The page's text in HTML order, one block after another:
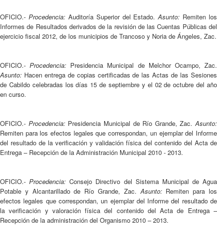
OFICIO.- Procedencia:Auditoría Superior del Estado.Asunto: Remiten los
Informes de Resultados derivados de la revisión de las Cuentas Públicas del
ejercicio fiscal 2012, de los municipios de Trancoso y Noria de Ángeles, Zac.
OFICIO.-Procedencia: Presidencia Municipal de Melchor Ocampo, Zac.
Asunto: Hacen entrega de copias certificadas de las Actas de las Sesiones
de Cabildo celebradas los días 15 de septiembre y el 02 de octubre del año
en curso.
OFICIO.- Procedencia:Presidencia Municipal de Río Grande, Zac. Asunto:
Remiten para los efectos legales que correspondan, un ejemplar del Informe
del resultado de la verificación y validación física del contenido del Acta de
Entrega – Recepción de la Administración Municipal 2010 - 2013.
OFICIO.-Procedencia: Consejo Directivo del Sistema Municipal de Agua
Potable y Alcantarillado de Río Grande, Zac. Asunto: Remiten para los
efectos legales que correspondan, un ejemplar del Informe del resultado de
la verificación y valoración física del contenido del Acta de Entrega –
Recepción de la administración del Organismo 2010 – 2013.